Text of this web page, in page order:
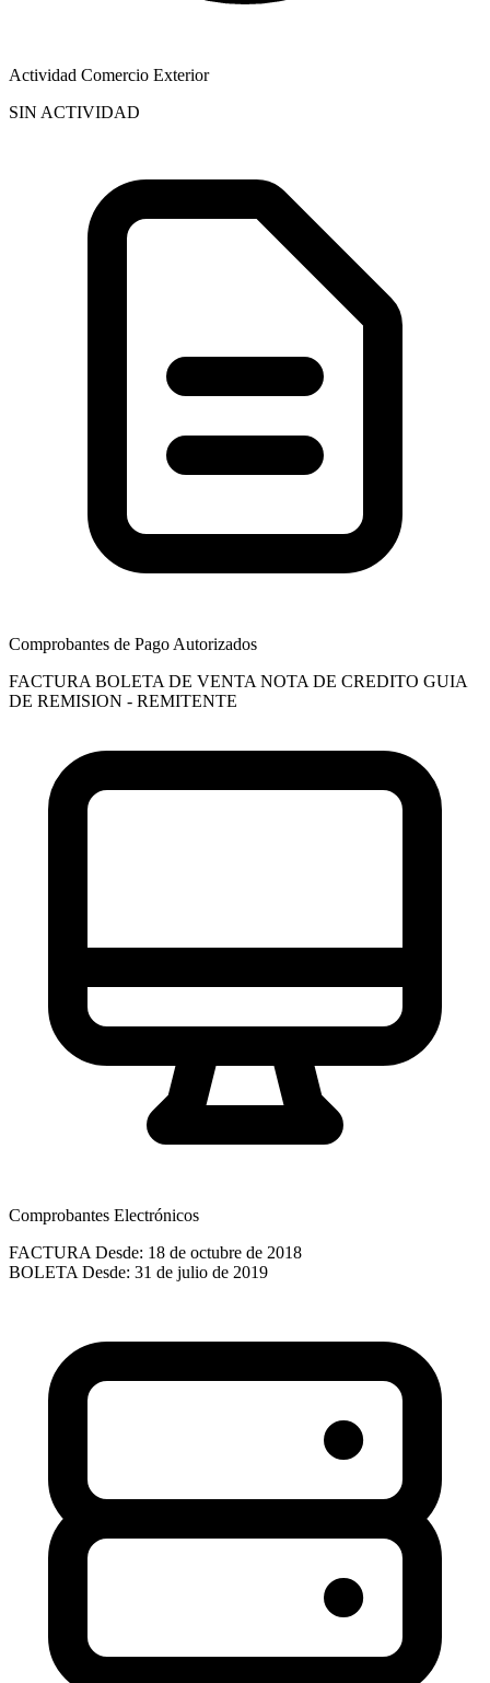
Actividad Comercio Exterior
SIN ACTIVIDAD
Comprobantes de Pago Autorizados
FACTURA BOLETA DE VENTA NOTA DE CREDITO GUIA
DE REMISION - REMITENTE
Comprobantes Electrónicos
FACTURA Desde: 18 de octubre de 2018
BOLETA Desde: 31 de julio de 2019